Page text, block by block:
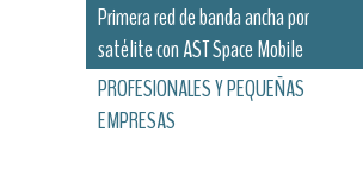
Primera red de banda ancha por
satélite con AST Space Mobile
PROFESIONALES Y PEQUEÑAS
EMPRESAS